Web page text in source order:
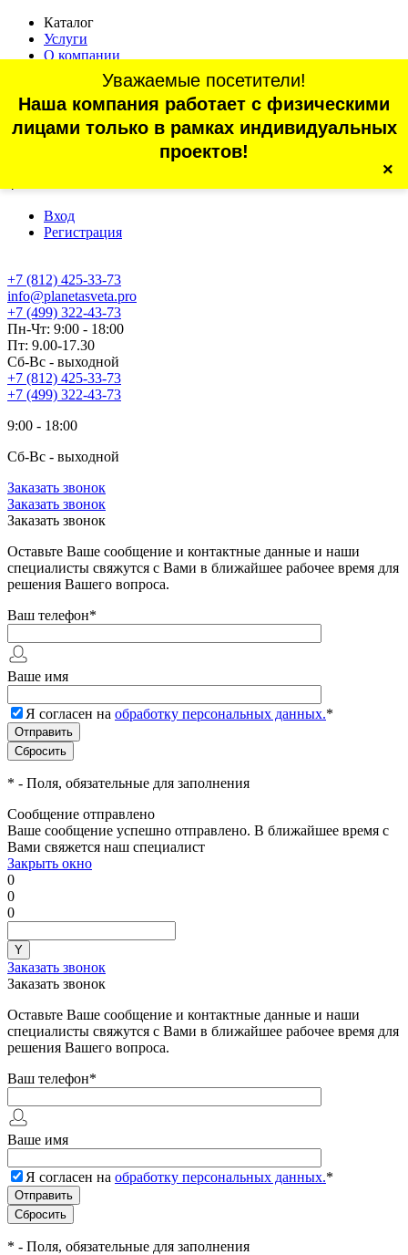
Каталог
Услуги
О компании
Статьи
Контакты
Отзывы
г. Санкт-Петербург, проспект Обуховской Обороны, 70, корп.
Вход
Регистрация
+7 (812) 425-33-73
Уважаемые посетители!
Наша компания работает с физическими
лицами только в рамках индивидуальных
проектов!
×
info@planetasveta.pro
+7 (499) 322-43-73
Пн-Чт: 9:00 - 18:00
Пт: 9.00-17.30
Сб-Вс - выходной
+7 (812) 425-33-73
+7 (499) 322-43-73
9:00 - 18:00
Сб-Вс - выходной
Заказать звонок
Заказать звонок
Заказать звонок
Оставьте Ваше сообщение и контактные данные и наши
специалисты свяжутся с Вами в ближайшее рабочее время для
решения Вашего вопроса.
Ваш телефон*
Ваше имя
Я согласен на обработку персональных данных.*
* - Поля, обязательные для заполнения
Сообщение отправлено
Ваше сообщение успешно отправлено. В ближайшее время с
Вами свяжется наш специалист
Закрыть окно
0
0
0
Заказать звонок
Заказать звонок
Оставьте Ваше сообщение и контактные данные и наши
специалисты свяжутся с Вами в ближайшее рабочее время для
решения Вашего вопроса.
Ваш телефон*
Ваше имя
Я согласен на обработку персональных данных.*
* - Поля, обязательные для заполнения